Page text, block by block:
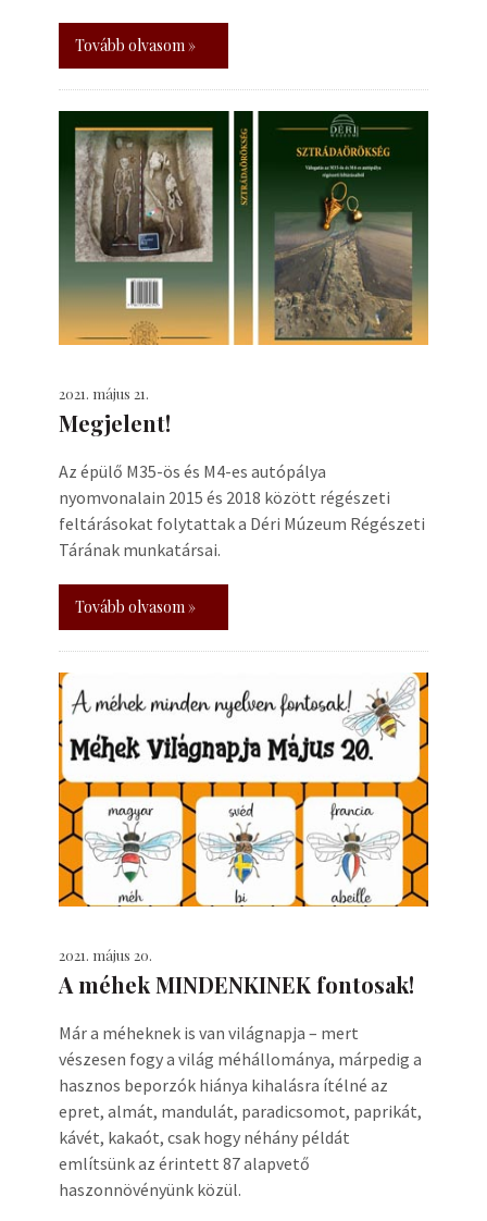
Tovább olvasom »
2021. május 21.
Megjelent!
Az épülő M35-ös és M4-es autópálya
nyomvonalain 2015 és 2018 között régészeti
feltárásokat folytattak a Déri Múzeum Régészeti
Tárának munkatársai.
Tovább olvasom »
2021. május 20.
A méhek MINDENKINEK fontosak!
Már a méheknek is van világnapja – mert
vészesen fogy a világ méhállománya, márpedig a
hasznos beporzók hiánya kihalásra ítélné az
epret, almát, mandulát, paradicsomot, paprikát,
kávét, kakaót, csak hogy néhány példát
említsünk az érintett 87 alapvető
haszonnövényünk közül.